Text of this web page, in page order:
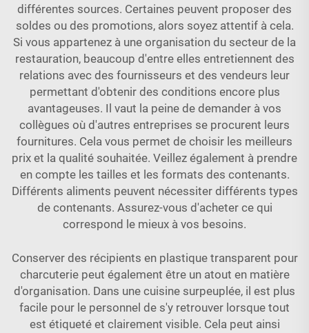
différentes sources. Certaines peuvent proposer des
soldes ou des promotions, alors soyez attentif à cela.
Si vous appartenez à une organisation du secteur de la
restauration, beaucoup d'entre elles entretiennent des
relations avec des fournisseurs et des vendeurs leur
permettant d'obtenir des conditions encore plus
avantageuses. Il vaut la peine de demander à vos
collègues où d'autres entreprises se procurent leurs
fournitures. Cela vous permet de choisir les meilleurs
prix et la qualité souhaitée. Veillez également à prendre
en compte les tailles et les formats des contenants.
Différents aliments peuvent nécessiter différents types
de contenants. Assurez-vous d'acheter ce qui
correspond le mieux à vos besoins.
Conserver des récipients en plastique transparent pour
charcuterie peut également être un atout en matière
d'organisation. Dans une cuisine surpeuplée, il est plus
facile pour le personnel de s'y retrouver lorsque tout
est étiqueté et clairement visible. Cela peut ainsi